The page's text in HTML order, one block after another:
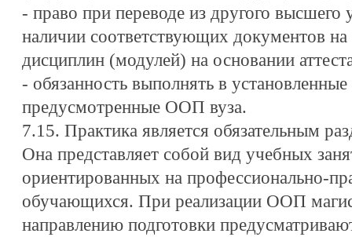
- право при переводе из другого высшего
наличии соответствующих документов на
дисциплин (модулей) на основании
- обязанность выполнять в установленные
предусмотренные ООП вуза.
7.15. Практика является обязательным
Она представляет собой вид учебных
ориентированных на профессионально-
обучающихся. При реализации ООП
направлению подготовки